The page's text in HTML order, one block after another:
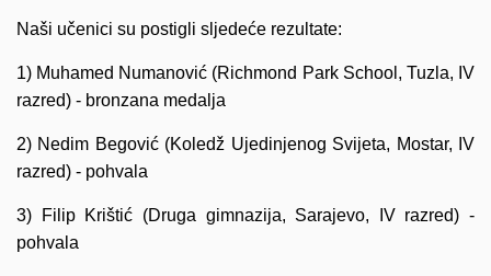
Naši učenici su postigli sljedeće rezultate:
1) Muhamed Numanović (Richmond Park School, Tuzla, IV
razred) - bronzana medalja
2) Nedim Begović (Koledž Ujedinjenog Svijeta, Mostar, IV
razred) - pohvala
3) Filip Krištić (Druga gimnazija, Sarajevo, IV razred) -
pohvala